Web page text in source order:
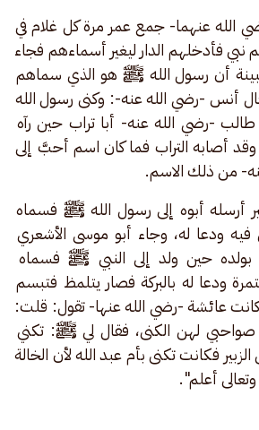
الله عنهما- جمع عمر مرة كل غلام في
نبي فأدخلهم الدار ليغير أسماءهم فجاء
أن رسول الله ﷺ هو الذي سماهم
أنس -رضي الله عنه-: وکنى رسول الله
-رضي الله عنه- أبا تراب حين رآه
أصابه التراب فما كان اسم أحبَّ إلى
من ذلك الاسم.
أرسله أبوه إلى رسول الله ﷺ فسماه
فيه ودعا له، وجاء أبو موسى الأشعري
حين ولد إلى النبي ﷺ فسماه
ودعا له بالبركة فصار يتلمظ فتبسم
عائشة -رضي الله عنها- تقول: قلت:
صواحبي لهن الكنى، فقال لي ﷺ: تكني
فكانت تكنى بأم عبد الله لأن الخالة
أعلم".